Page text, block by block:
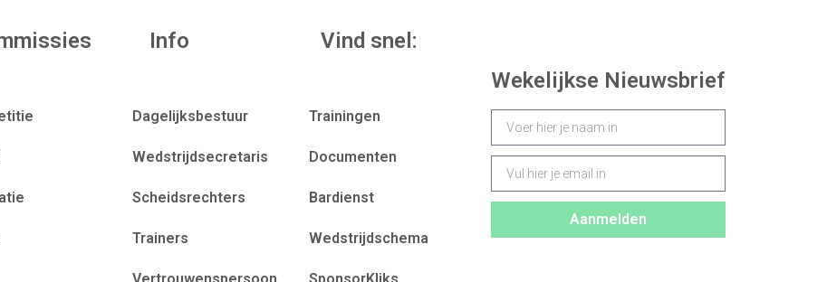
Info
Dagelijksbestuur
Wedstrijdsecretaris
Scheidsrechters
Trainers
Vind snel:
Trainingen
Documenten
Bardienst
Wedstrijdschema
Wekelijkse Nieuwsbrief
Aanmelden